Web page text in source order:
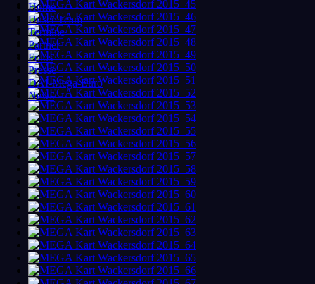
Home
Unser Team
Termine
Partner
Fotos
Presse
DAI-Mega-Euro
News